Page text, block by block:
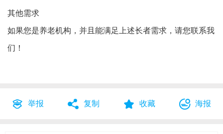
其他需求
如果您是养老机构，并且能满足上述长者需求，请您联系我
们！
 举报  复制  收藏  海报